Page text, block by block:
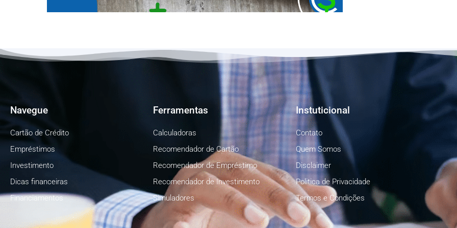
Navegue
Cartão de Crédito
Empréstimos
Investimento
Dicas financeiras
Financiamentos
Ferramentas
Calculadoras
Recomendador de Cartão
Recomendador de Empréstimo
Recomendador de Investimento
Simuladores
Instuticional
Contato
Quem Somos
Disclaimer
Politica de Privacidade
Termos e Condições